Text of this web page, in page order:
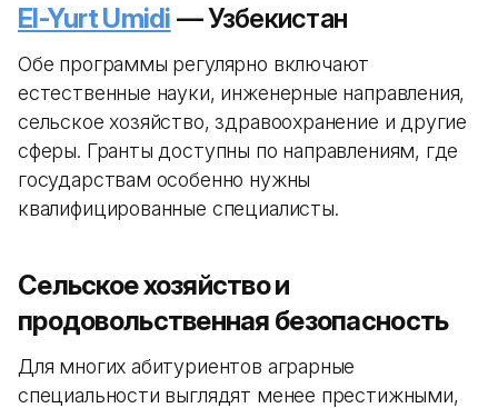
El-Yurt Umidi — Узбекистан
Обе программы регулярно включают
естественные науки, инженерные направления,
сельское хозяйство, здравоохранение и другие
сферы. Гранты доступны по направлениям, где
государствам особенно нужны
квалифицированные специалисты.
Сельское хозяйство и
продовольственная безопасность
Для многих абитуриентов аграрные
специальности выглядят менее престижными,